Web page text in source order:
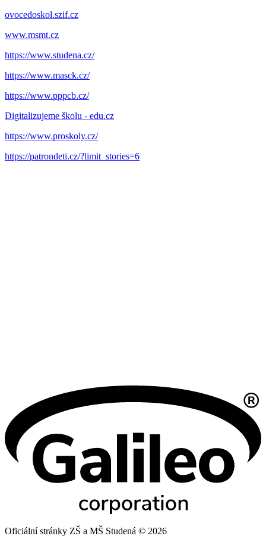
ovocedoskol.szif.cz
www.msmt.cz
https://www.studena.cz/
https://www.masck.cz/
https://www.pppcb.cz/
Digitalizujeme školu - edu.cz
https://www.proskoly.cz/
https://patrondeti.cz/?limit_stories=6
Oficiální stránky ZŠ a MŠ Studená © 2026